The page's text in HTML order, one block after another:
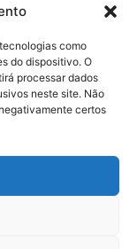
como
do dispositivo. O
processar dados
neste site. Não
certos